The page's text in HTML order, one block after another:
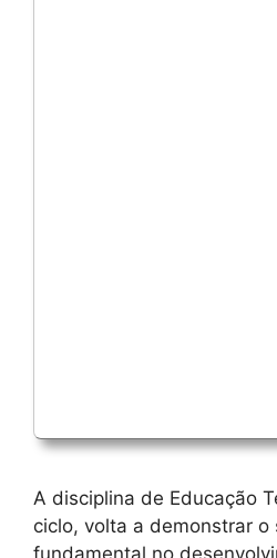
A disciplina de Educação
ciclo, volta a demonstrar o
fundamental no